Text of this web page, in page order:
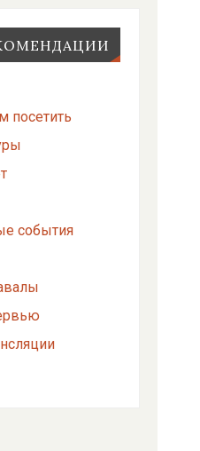
посетить
события